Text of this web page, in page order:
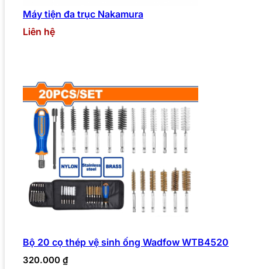
Máy tiện đa trục Nakamura
Liên hệ
Bộ 20 cọ thép vệ sinh ống Wadfow WTB4520
320.000 ₫